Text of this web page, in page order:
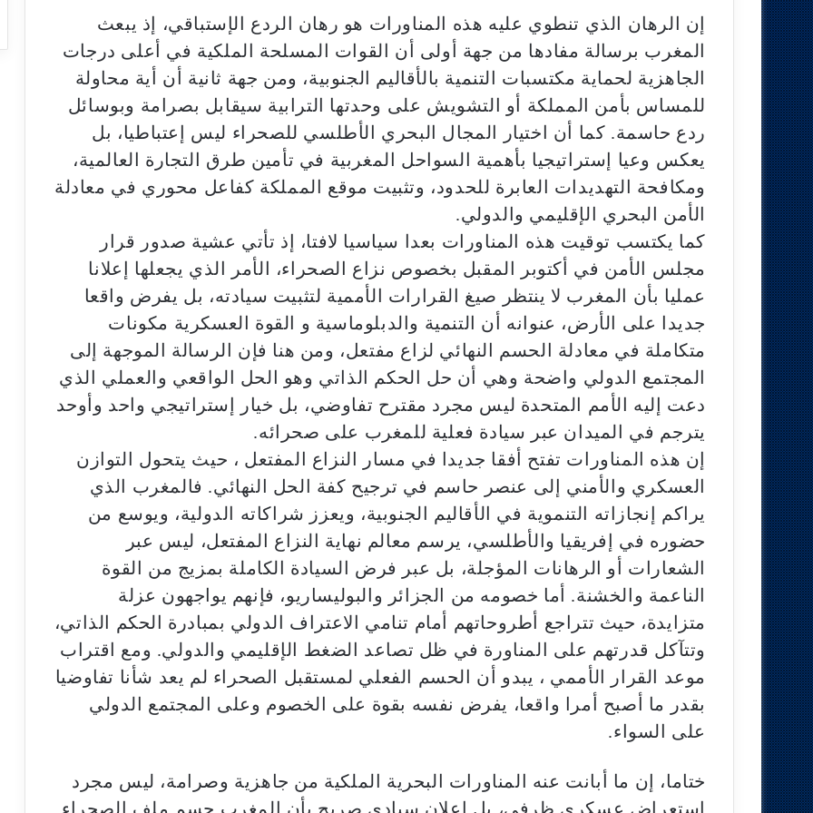
إن الرهان الذي تنطوي عليه هذه المناورات هو رهان الردع الإستباقي، إذ يبعث
المغرب برسالة مفادها من جهة أولى أن القوات المسلحة الملكية في أعلى درجات
الجاهزية لحماية مكتسبات التنمية بالأقاليم الجنوبية، ومن جهة ثانية أن أية محاولة
للمساس بأمن المملكة أو التشويش على وحدتها الترابية سيقابل بصرامة وبوسائل
ردع حاسمة. كما أن اختيار المجال البحري الأطلسي للصحراء ليس إعتباطيا، بل
يعكس وعيا إستراتيجيا بأهمية السواحل المغربية في تأمين طرق التجارة العالمية،
ومكافحة التهديدات العابرة للحدود، وتثبيت موقع المملكة كفاعل محوري في معادلة
الأمن البحري الإقليمي والدولي.
كما يكتسب توقيت هذه المناورات بعدا سياسيا لافتا، إذ تأتي عشية صدور قرار
مجلس الأمن في أكتوبر المقبل بخصوص نزاع الصحراء، الأمر الذي يجعلها إعلانا
عمليا بأن المغرب لا ينتظر صيغ القرارات الأممية لتثبيت سيادته، بل يفرض واقعا
جديدا على الأرض، عنوانه أن التنمية والدبلوماسية و القوة العسكرية مكونات
متكاملة في معادلة الحسم النهائي لزاع مفتعل، ومن هنا فإن الرسالة الموجهة إلى
المجتمع الدولي واضحة وهي أن حل الحكم الذاتي وهو الحل الواقعي والعملي الذي
دعت إليه الأمم المتحدة ليس مجرد مقترح تفاوضي، بل خيار إستراتيجي واحد وأوحد
يترجم في الميدان عبر سيادة فعلية للمغرب على صحرائه.
إن هذه المناورات تفتح أفقا جديدا في مسار النزاع المفتعل ، حيث يتحول التوازن
العسكري والأمني إلى عنصر حاسم في ترجيح كفة الحل النهائي. فالمغرب الذي
يراكم إنجازاته التنموية في الأقاليم الجنوبية، ويعزز شراكاته الدولية، ويوسع من
حضوره في إفريقيا والأطلسي، يرسم معالم نهاية النزاع المفتعل، ليس عبر
الشعارات أو الرهانات المؤجلة، بل عبر فرض السيادة الكاملة بمزيج من القوة
الناعمة والخشنة. أما خصومه من الجزائر والبوليساريو، فإنهم يواجهون عزلة
متزايدة، حيث تتراجع أطروحاتهم أمام تنامي الاعتراف الدولي بمبادرة الحكم الذاتي،
وتتآكل قدرتهم على المناورة في ظل تصاعد الضغط الإقليمي والدولي. ومع اقتراب
موعد القرار الأممي ، يبدو أن الحسم الفعلي لمستقبل الصحراء لم يعد شأنا تفاوضيا
بقدر ما أصبح أمرا واقعا، يفرض نفسه بقوة على الخصوم وعلى المجتمع الدولي
على السواء.
ختاما، إن ما أبانت عنه المناورات البحرية الملكية من جاهزية وصرامة، ليس مجرد
استعراض عسكري ظرفي، بل إعلان سيادي صريح بأن المغرب حسم ملف الصحراء